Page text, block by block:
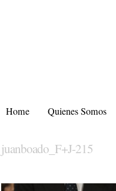
Home Quienes Somos
juanboado_F+J-215